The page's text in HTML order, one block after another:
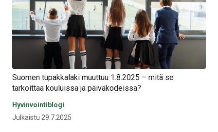
Suomen tupakkalaki muuttuu 1.8.2025 – mitä se
tarkoittaa kouluissa ja päiväkodeissa?
Hyvinvointiblogi
Julkaistu 29.7.2025